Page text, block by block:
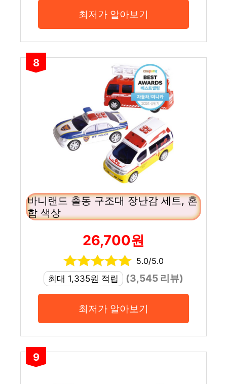
최저가 알아보기
8
바니랜드 출동 구조대 장난감 세트, 혼
합 색상
26,700원
5.0/5.0
최대 1,335원 적립
(3,545 리뷰)
최저가 알아보기
9